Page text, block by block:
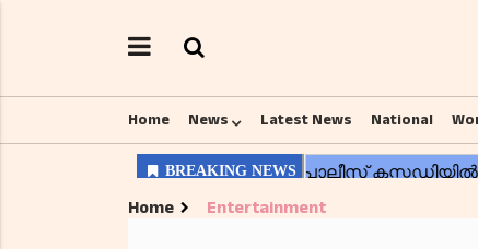
Home News Latest News National
Home Entertainment